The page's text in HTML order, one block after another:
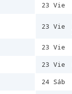
23 Vie
23 Vie
23 Vie
23 Vie
24 Sáb